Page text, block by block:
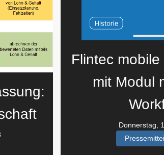
Flintec
mit Modul
Donnerstag,